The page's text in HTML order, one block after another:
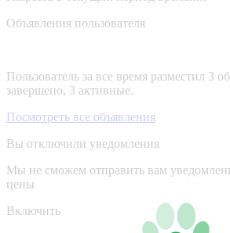
Объявления пользователя
Пользователь за все время разместил 3
завершено, 3 активные.
Посмотреть все объявления
Вы отключили уведомления
Мы не сможем отправить вам
цены
Включить